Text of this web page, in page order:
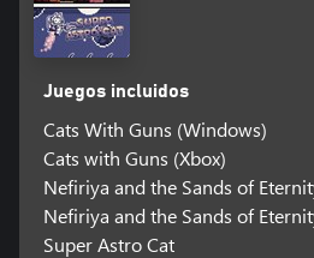
Juegos incluidos
Cats With Guns (Windows)
Cats with Guns (Xbox)
Nefiriya and the Sands of
Nefiriya and the Sands of
Super Astro Cat